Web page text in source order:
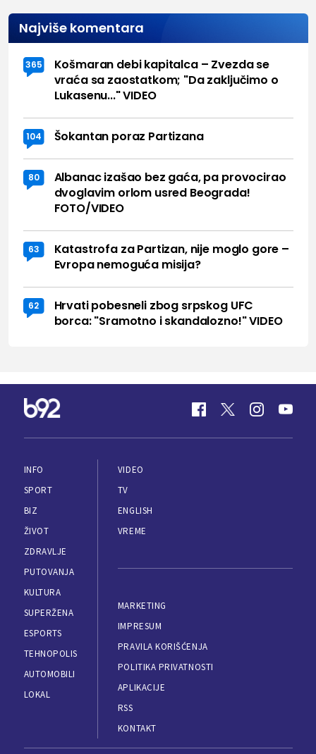
Najviše komentara
365
Košmaran debi kapitalca – Zvezda se
vraća sa zaostatkom; "Da zaključimo o
Lukasenu..." VIDEO
104 Šokantan poraz Partizana
80
Albanac izašao bez gaća, pa provocirao
dvoglavim orlom usred Beograda!
FOTO/VIDEO
63
Katastrofa za Partizan, nije moglo gore –
Evropa nemoguća misija?
62
Hrvati pobesneli zbog srpskog UFC
borca: "Sramotno i skandalozno!" VIDEO
INFO
SPORT
BIZ
ŽIVOT
ZDRAVLJE
PUTOVANJA
KULTURA
SUPERŽENA
ESPORTS
TEHNOPOLIS
AUTOMOBILI
LOKAL
VIDEO
TV
ENGLISH
VREME
MARKETING
IMPRESUM
PRAVILA KORIŠĆENJA
POLITIKA PRIVATNOSTI
APLIKACIJE
RSS
KONTAKT